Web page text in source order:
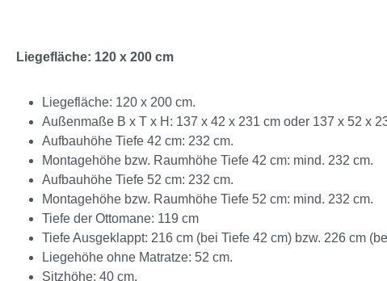
Liegefläche: 120 x 200 cm
Liegefläche: 120 x 200 cm.
Außenmaße B x T x H: 137 x 42 x 231 cm oder 137 x 52 x
Aufbauhöhe Tiefe 42 cm: 232 cm.
Montagehöhe bzw. Raumhöhe Tiefe 42 cm: mind. 232 cm.
Aufbauhöhe Tiefe 52 cm: 232 cm.
Montagehöhe bzw. Raumhöhe Tiefe 52 cm: mind. 232 cm.
Tiefe der Ottomane: 119 cm
Tiefe Ausgeklappt: 216 cm (bei Tiefe 42 cm) bzw. 226 cm
Liegehöhe ohne Matratze: 52 cm.
Sitzhöhe: 40 cm.